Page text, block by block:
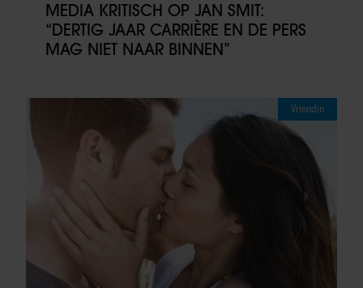
MEDIA KRITISCH OP JAN SMIT:
“DERTIG JAAR CARRIÈRE EN DE PERS
MAG NIET NAAR BINNEN”
Vriendin